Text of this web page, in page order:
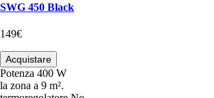
SWG 450 Black
149€
Acquistare
Potenza 400 W
la zona a 9 m².